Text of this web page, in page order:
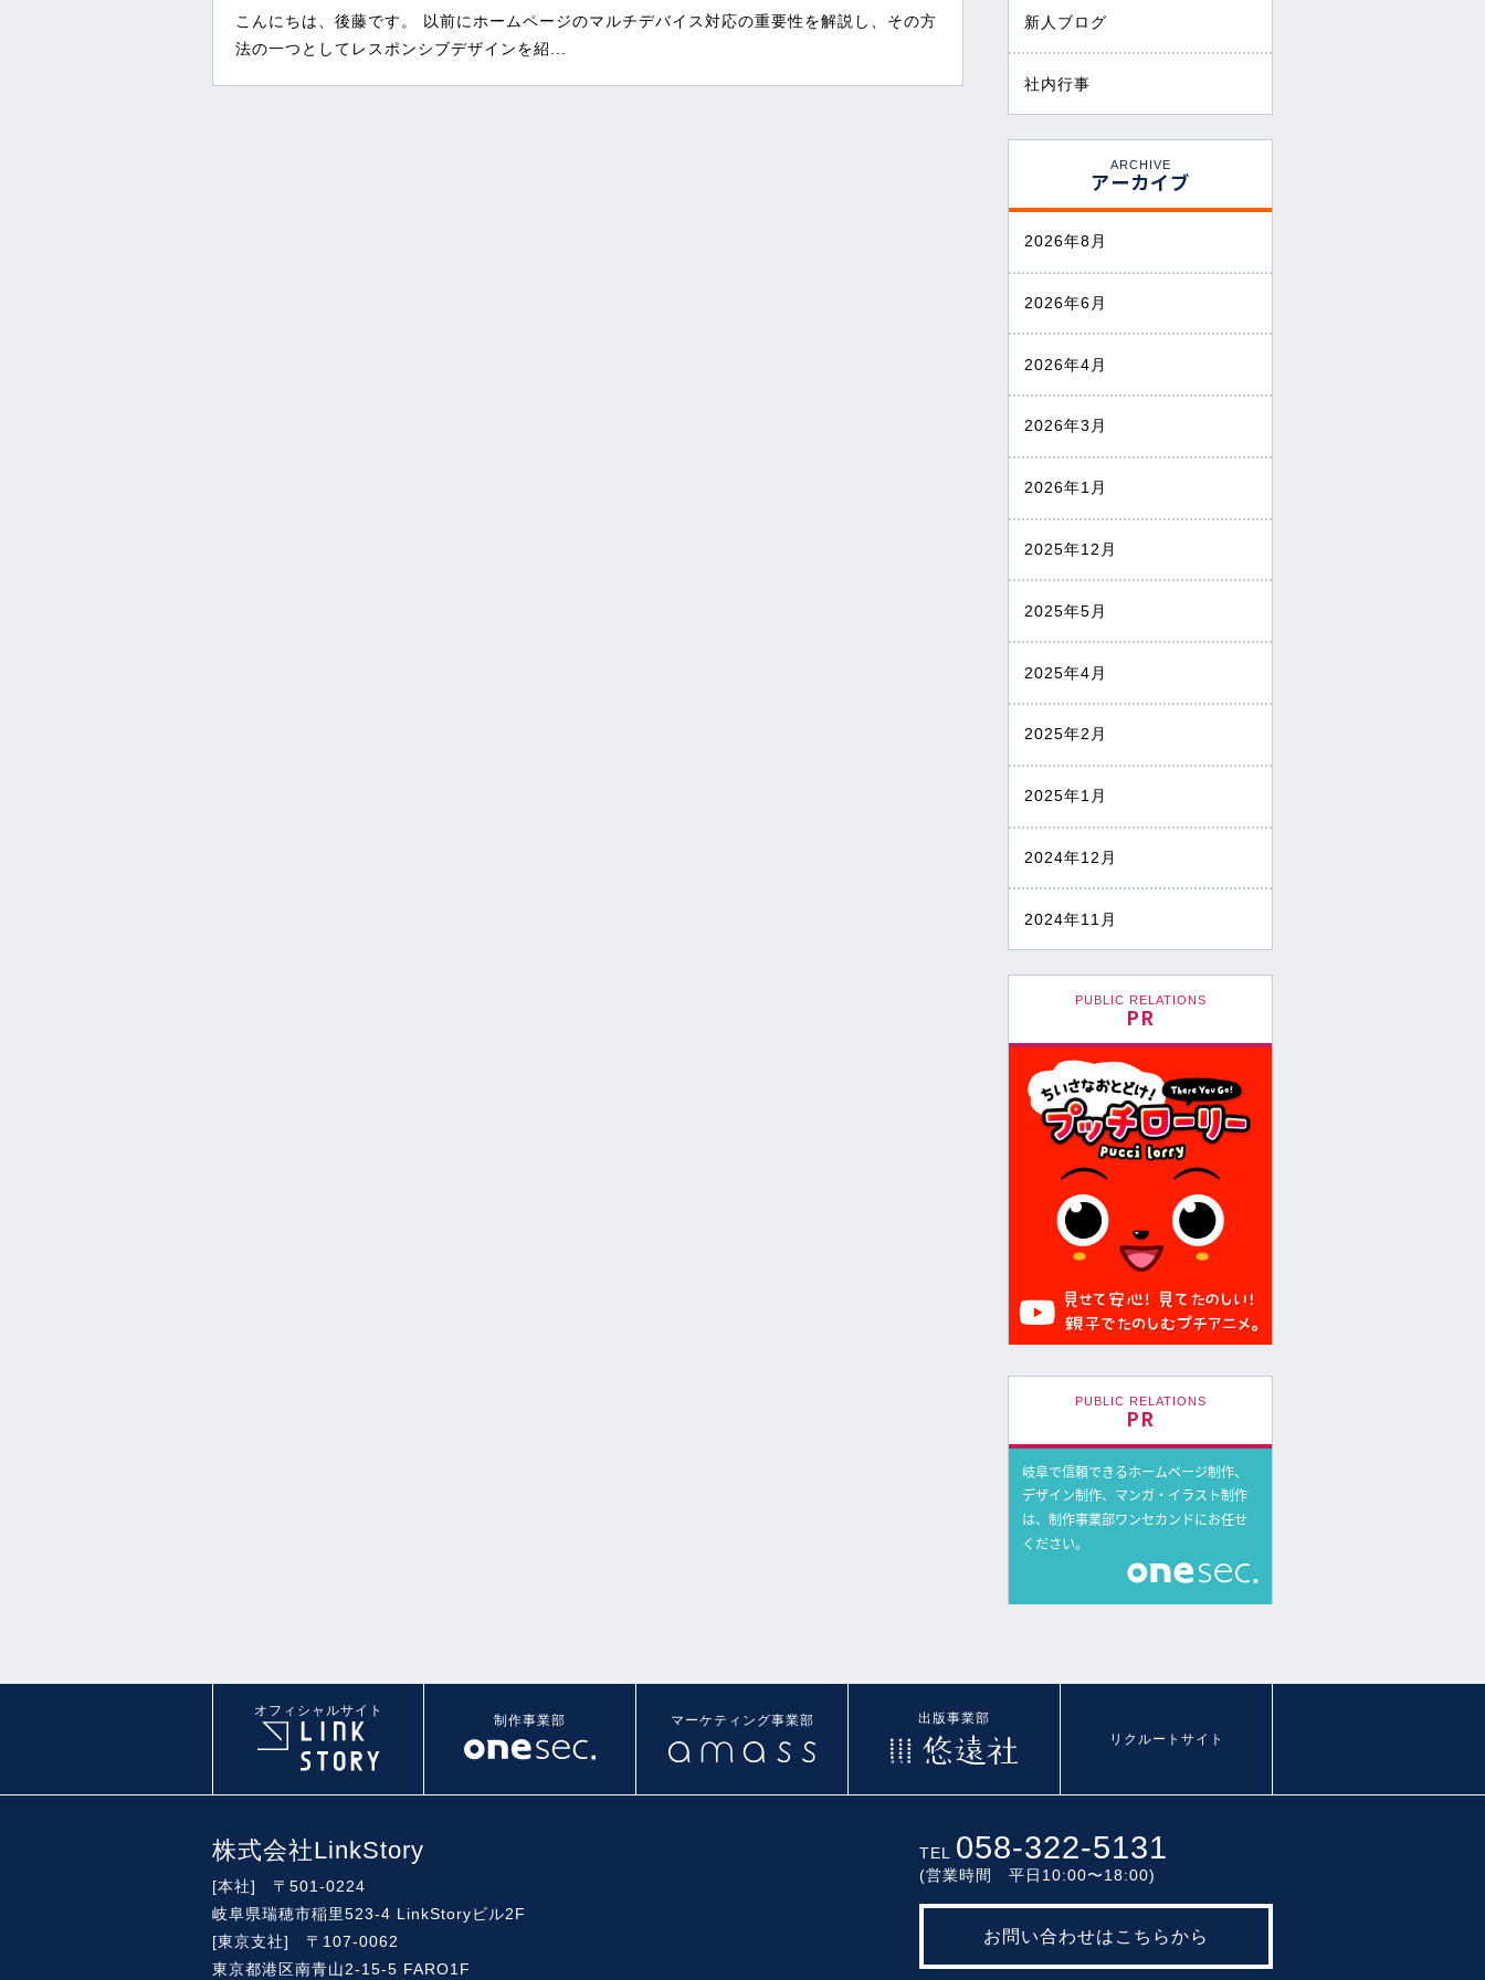
こんにちは、後藤です。 以前にホームページのマルチデバイス対応の重要性を解説し、その方
法の一つとしてレスポンシブデザインを紹...
新人ブログ
社内行事
ARCHIVE
アーカイブ
2026年8月
2026年6月
2026年4月
2026年3月
2026年1月
2025年12月
2025年5月
2025年4月
2025年2月
2025年1月
2024年12月
2024年11月
PUBLIC RELATIONS
PR
PUBLIC RELATIONS
PR
オフィシャルサイト
制作事業部 マーケティング事業部
出版事業部
リクルートサイト
株式会社LinkStory
[本社] 〒501-0224
岐阜県瑞穂市稲里523-4 LinkStoryビル2F
[東京支社] 〒107-0062
東京都港区南青山2-15-5 FARO1F
TEL 058-322-5131
(営業時間 平日10:00〜18:00)
お問い合わせはこちらから